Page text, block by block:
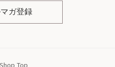
ガ登録
Top